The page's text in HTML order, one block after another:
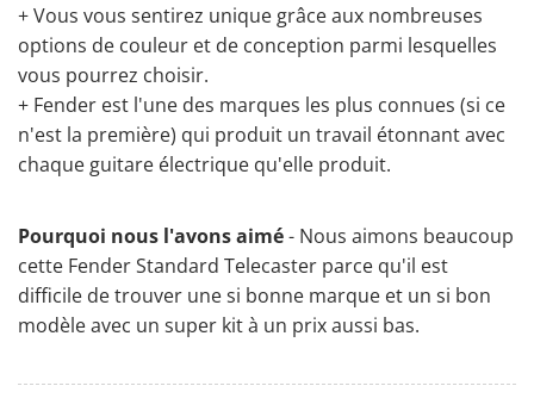
+ Vous vous sentirez unique grâce aux nombreuses
options de couleur et de conception parmi lesquelles
vous pourrez choisir.
+ Fender est l'une des marques les plus connues (si ce
n'est la première) qui produit un travail étonnant avec
chaque guitare électrique qu'elle produit.
Pourquoi nous l'avons aimé- Nous aimons beaucoup
cette Fender Standard Telecaster parce qu'il est
difficile de trouver une si bonne marque et un si bon
modèle avec un super kit à un prix aussi bas.